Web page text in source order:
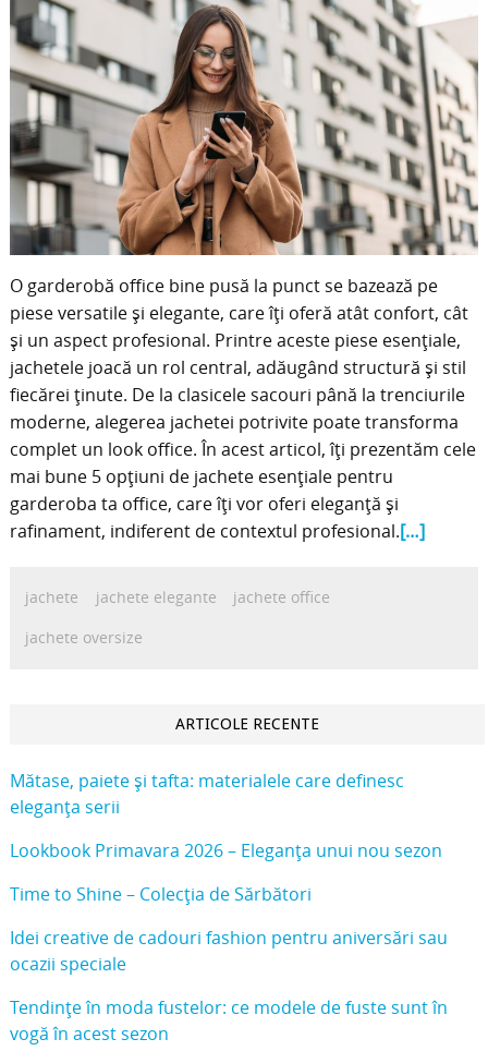
O garderobă office bine pusă la punct se bazează pe
piese versatile și elegante, care îți oferă atât confort, cât
și un aspect profesional. Printre aceste piese esențiale,
jachetele joacă un rol central, adăugând structură și stil
fiecărei ținute. De la clasicele sacouri până la trenciurile
moderne, alegerea jachetei potrivite poate transforma
complet un look office. În acest articol, îți prezentăm cele
mai bune 5 opțiuni de jachete esențiale pentru
garderoba ta office, care îți vor oferi eleganță și
rafinament, indiferent de contextul profesional.[…]
jachete jachete elegante
jachete office
jachete oversize
ARTICOLE RECENTE
Mătase, paiete și tafta: materialele care definesc
eleganța serii
Lookbook Primavara 2026 – Eleganța unui nou sezon
Time to Shine – Colecția de Sărbători
Idei creative de cadouri fashion pentru aniversări sau
ocazii speciale
Tendințe în moda fustelor: ce modele de fuste sunt în
vogă în acest sezon